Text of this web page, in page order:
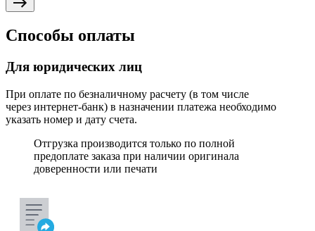
Способы оплаты
Для юридических лиц
При оплате по безналичному расчету (в том числе
через интернет-банк) в назначении платежа необходимо
указать номер и дату счета.
Отгрузка производится только по полной
предоплате заказа при наличии оригинала
доверенности или печати